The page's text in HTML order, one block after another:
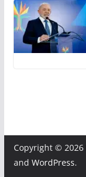
Copyright © 2026
and WordPress.